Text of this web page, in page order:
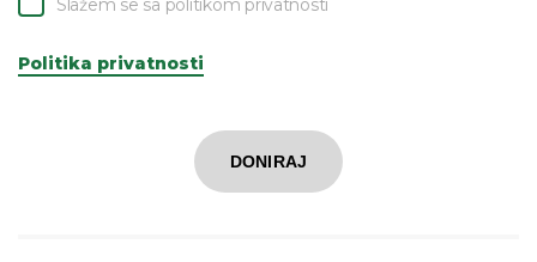
Slažem se sa politikom privatnosti
Politika privatnosti
DONIRAJ